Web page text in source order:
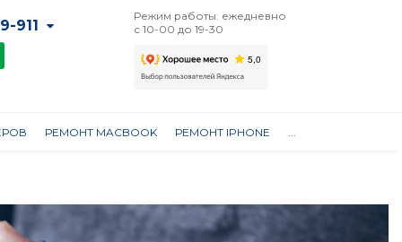
911
Режим работы: ежедневно
с 10-00 до 19-30
РЕМОНТ MACBOOK РЕМОНТ IPHONE ...